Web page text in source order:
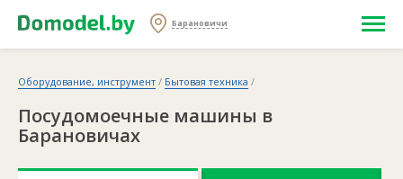
Барановичи
Оборудование, инструмент / Бытовая техника /
Посудомоечные машины в
Барановичах